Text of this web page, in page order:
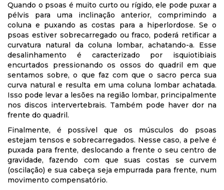
Quando o psoas é muito curto ou rígido, ele pode puxar a
pélvis para uma inclinação anterior, comprimindo a
coluna e puxando as costas para a hiperlordose. Se o
psoas estiver sobrecarregado ou fraco, poderá retificar a
curvatura natural da coluna lombar, achatando-a. Esse
desalinhamento é caracterizado por isquiotibiais
encurtados pressionando os ossos do quadril em que
sentamos sobre, o que faz com que o sacro perca sua
curva natural e resulta em uma coluna lombar achatada.
Isso pode levar a lesões na região lombar, principalmente
nos discos intervertebrais. Também pode haver dor na
frente do quadril.
Finalmente, é possível que os músculos do psoas
estejam tensos e sobrecarregados. Nesse caso, a pelve é
puxada para frente, deslocando a frente o seu centro de
gravidade, fazendo com que suas costas se curvem
(oscilação) e sua cabeça seja empurrada para frente, num
movimento compensatório.